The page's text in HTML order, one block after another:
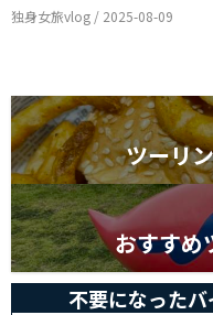
独身女旅vlog / 2025-08-09
ツーリ
おすすめ
不要になった